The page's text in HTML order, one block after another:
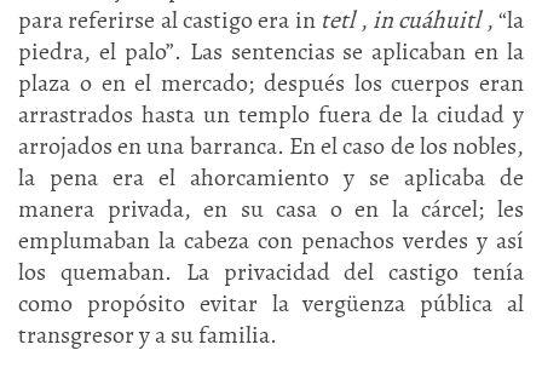
para referirse al castigo era in tetl, in cuáhuitl, “la
piedra, el palo”. Las sentencias se aplicaban en la
plaza o en el mercado; después los cuerpos eran
arrastrados hasta un templo fuera de la ciudad y
arrojados en una barranca. En el caso de los nobles,
la pena era el ahorcamiento y se aplicaba de
manera privada, en su casa o en la cárcel; les
emplumaban la cabeza con penachos verdes y así
los quemaban. La privacidad del castigo tenía
como propósito evitar la vergüenza pública al
transgresor y a su familia.